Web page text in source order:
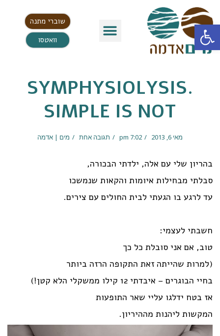
פתח סרגל נגישות
שוברי מתנה
וואטסו
SYMPHYSIOLYSIS.
SIMPLE IS NOT
מאי 6, 2013 7:02 pm תגובה אחת מים | אדמה
בהריון שלי עם אלה, ילדתי הבכורה,
סבלתי מבחילות איומות והקאות שנמשכו
עד לרגע בו הגעתי לבית החולים עם צירים.
חשבתי לעצמי:
טוב, אם אני סובלת כל כך
(למרות שהייתה זאת התקופה הרזה ביותר
בחיי הבוגרים – איבדתי 12 קילו ממשקלי הלא קטן!)
אז בטח ידלגו עליי שאר התופעות
המקשות ליהנות מההיריון.